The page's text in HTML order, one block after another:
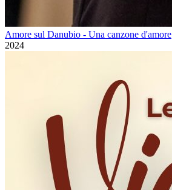
Amore sul Danubio - Una canzone d'amore
2024